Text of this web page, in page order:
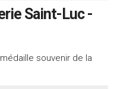
Saint-Luc -
souvenir de la